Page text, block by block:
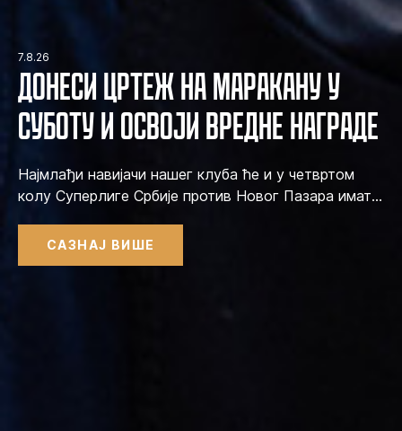
7.8.26
Донеси цртеж на Маракану у
суботу и освоји вредне награде
Најмлађи навијачи нашег клуба ће и у четвртом
колу Суперлиге Србије против Новог Пазара имати
најуспешнији и да закораче на терен Маракане.
САЗНАЈ ВИШЕ